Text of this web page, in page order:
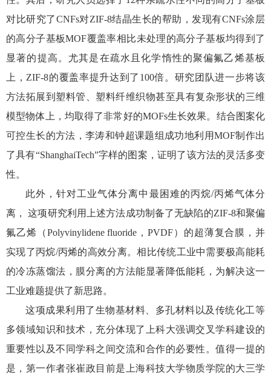
对比研究了CNFs对ZIF-8结晶生长的帮助，发现有CNFs涂层
的高分子基板MOF覆盖率相比未处理的高分子基板均得到了
显著的提高。尤其是在疏水且化学惰性的聚偏氟乙烯基板
上，ZIF-8的覆盖率提升达到了100倍。研究团队进一步将该
方法拓展到塑料管、塑料纤维织物甚至具有复杂形状的三维
模型物体上，均取得了非常好的MOFs生长效果。结合图案化
可控生长的方法，李涛和钟超课题组成功地利用MOF制作出
了具有“ShanghaiTech”字样的图案，证明了该方法的灵活多变
性。
此外，针对工业气体分离中最困难的丙烷/丙烯气体分
离， 这项研究利用上述方法成功制备了无缺陷的ZIF-8和聚偏
氟乙烯（Polyvinylidene fluoride，PVDF）的超薄复合膜，并
实现了丙烷/丙烯的高效分离。相比传统工业中需要极高能耗
的冷冻蒸馏法，膜分离的方法能显著降低能耗，为解决这一
工业难题提供了新思路。
这项成果利用了生物基材料、多孔材料以及传统化工等
多领域知识和技术，充分体现了上科大强调交叉学科建设的
重要性以及不同学科之间交流和合作的必要性。值得一提的
是，第一作者张崔政目前是上海科技大学物质学院的大三学